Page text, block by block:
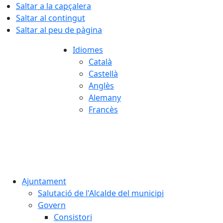
Saltar a la capçalera
Saltar al contingut
Saltar al peu de pàgina
Idiomes
Català
Castellà
Anglès
Alemany
Francès
Ajuntament
Salutació de l'Alcalde del municipi
Govern
Consistori